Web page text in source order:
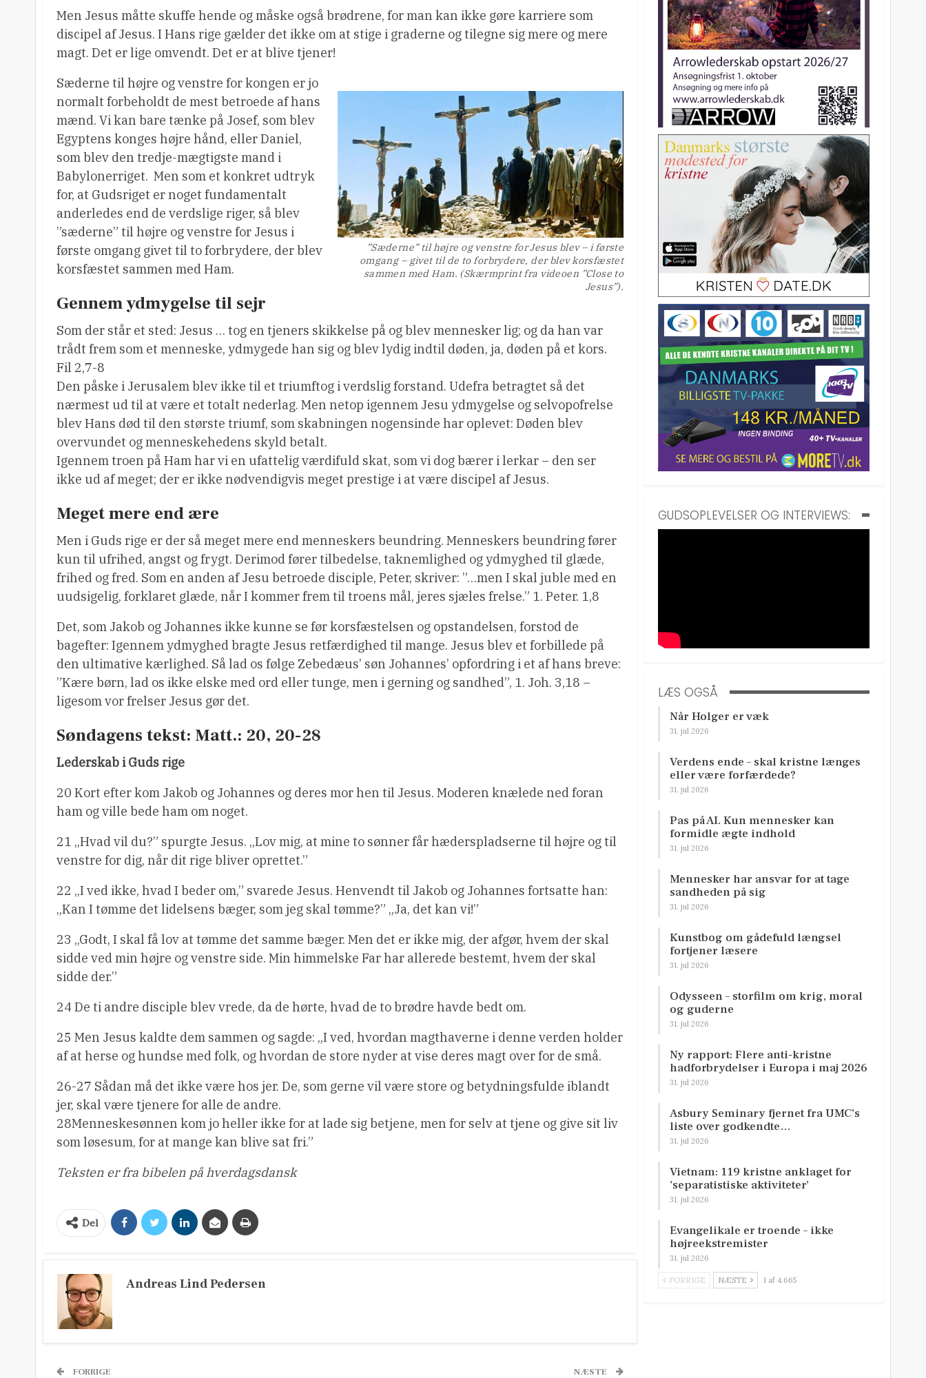
Men Jesus måtte skuffe hende og måske også brødrene, for man kan ikke gøre karriere som
discipel af Jesus. I Hans rige gælder det ikke om at stige i graderne og tilegne sig mere og mere
magt. Det er lige omvendt. Det er at blive tjener!
”Sæderne” til højre og venstre for Jesus blev – i første
omgang – givet til de to forbrydere, der blev korsfæstet
sammen med Ham. (Skærmprint fra videoen ”Close to
Jesus”).
Sæderne til højre og venstre for kongen er jo
normalt forbeholdt de mest betroede af hans
mænd. Vi kan bare tænke på Josef, som blev
Egyptens konges højre hånd, eller Daniel,
som blev den tredje-mægtigste mand i
Babylonerriget. Men som et konkret udtryk
for, at Gudsriget er noget fundamentalt
anderledes end de verdslige riger, så blev
”sæderne” til højre og venstre for Jesus i
første omgang givet til to forbrydere, der blev
korsfæstet sammen med Ham.
Gennem ydmygelse til sejr
Som der står et sted: Jesus … tog en tjeners skikkelse på og blev mennesker lig; og da han var
trådt frem som et menneske, ydmygede han sig og blev lydig indtil døden, ja, døden på et kors.
Fil 2,7-8
Den påske i Jerusalem blev ikke til et triumftog i verdslig forstand. Udefra betragtet så det
nærmest ud til at være et totalt nederlag. Men netop igennem Jesu ydmygelse og selvopofrelse
blev Hans død til den største triumf, som skabningen nogensinde har oplevet: Døden blev
overvundet og menneskehedens skyld betalt.
Igennem troen på Ham har vi en ufattelig værdifuld skat, som vi dog bærer i lerkar – den ser
ikke ud af meget; der er ikke nødvendigvis meget prestige i at være discipel af Jesus.
Meget mere end ære
Men i Guds rige er der så meget mere end menneskers beundring. Menneskers beundring fører
kun til ufrihed, angst og frygt. Derimod fører tilbedelse, taknemlighed og ydmyghed til glæde,
frihed og fred. Som en anden af Jesu betroede disciple, Peter, skriver: ”…men I skal juble med en
uudsigelig, forklaret glæde, når I kommer frem til troens mål, jeres sjæles frelse.” 1. Peter. 1,8
Det, som Jakob og Johannes ikke kunne se før korsfæstelsen og opstandelsen, forstod de
bagefter: Igennem ydmyghed bragte Jesus retfærdighed til mange. Jesus blev et forbillede på
den ultimative kærlighed. Så lad os følge Zebedæus’ søn Johannes’ opfordring i et af hans breve:
”Kære børn, lad os ikke elske med ord eller tunge, men i gerning og sandhed”, 1. Joh. 3,18 –
ligesom vor frelser Jesus gør det.
Søndagens tekst: Matt.: 20, 20-28
Lederskab i Guds rige
20 Kort efter kom Jakob og Johannes og deres mor hen til Jesus. Moderen knælede ned foran
ham og ville bede ham om noget.
21 „Hvad vil du?” spurgte Jesus. „Lov mig, at mine to sønner får hæderspladserne til højre og til
venstre for dig, når dit rige bliver oprettet.”
22 „I ved ikke, hvad I beder om,” svarede Jesus. Henvendt til Jakob og Johannes fortsatte han:
„Kan I tømme det lidelsens bæger, som jeg skal tømme?” „Ja, det kan vi!”
23 „Godt, I skal få lov at tømme det samme bæger. Men det er ikke mig, der afgør, hvem der skal
sidde ved min højre og venstre side. Min himmelske Far har allerede bestemt, hvem der skal
sidde der.”
24 De ti andre disciple blev vrede, da de hørte, hvad de to brødre havde bedt om.
25 Men Jesus kaldte dem sammen og sagde: „I ved, hvordan magthaverne i denne verden holder
af at herse og hundse med folk, og hvordan de store nyder at vise deres magt over for de små.
26-27 Sådan må det ikke være hos jer. De, som gerne vil være store og betydningsfulde iblandt
jer, skal være tjenere for alle de andre.
28Menneskesønnen kom jo heller ikke for at lade sig betjene, men for selv at tjene og give sit liv
som løsesum, for at mange kan blive sat fri.”
Teksten er fra bibelen på hverdagsdansk
Del
Andreas Lind Pedersen
FORRIGE NÆSTE
GUDSOPLEVELSER OG INTERVIEWS:
LÆS OGSÅ
Når Holger er væk
31. jul 2026
Verdens ende – skal kristne længes
eller være forfærdede?
31. jul 2026
Pas på AI. Kun mennesker kan
formidle ægte indhold
31. jul 2026
Mennesker har ansvar for at tage
sandheden på sig
31. jul 2026
Kunstbog om gådefuld længsel
fortjener læsere
31. jul 2026
Odysseen – storfilm om krig, moral
og guderne
31. jul 2026
Ny rapport: Flere anti-kristne
hadforbrydelser i Europa i maj 2026
31. jul 2026
Asbury Seminary fjernet fra UMC’s
liste over godkendte…
31. jul 2026
Vietnam: 119 kristne anklaget for
’separatistiske aktiviteter’
31. jul 2026
Evangelikale er troende – ikke
højreekstremister
31. jul 2026
FORRIGE NÆSTE 1 af 4.665